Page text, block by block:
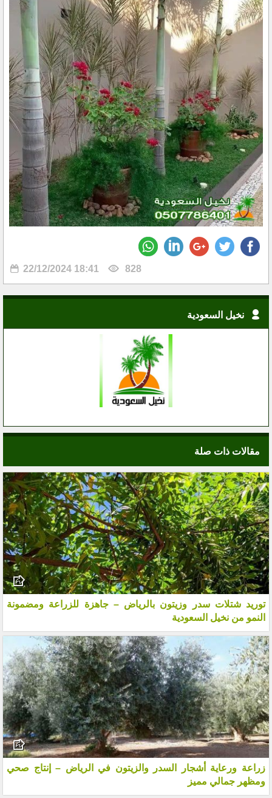
22/12/2024 18:41 828
نخيل السعودية
مقالات ذات صلة
توريد شتلات سدر وزيتون بالرياض – جاهزة للزراعة ومضمونة
النمو من نخيل السعودية
زراعة ورعاية أشجار السدر والزيتون في الرياض – إنتاج صحي
ومظهر جمالي مميز